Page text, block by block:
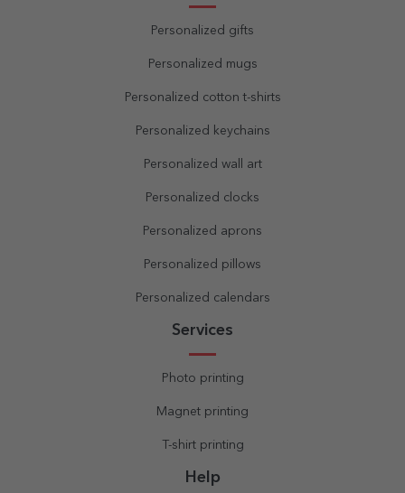
Personalized gifts
Personalized mugs
Personalized cotton t-shirts
Personalized keychains
Personalized wall art
Personalized clocks
Personalized aprons
Personalized pillows
Personalized calendars
Services
Photo printing
Magnet printing
T-shirt printing
Help